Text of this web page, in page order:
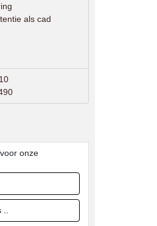
als cad
onze